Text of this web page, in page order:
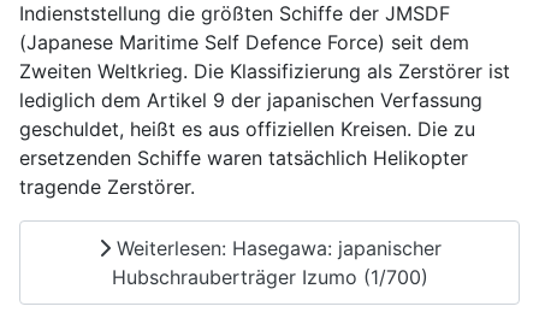
Indienststellung die größten Schiffe der JMSDF
(Japanese Maritime Self Defence Force) seit dem
Zweiten Weltkrieg. Die Klassifizierung als Zerstörer ist
lediglich dem Artikel 9 der japanischen Verfassung
geschuldet, heißt es aus offiziellen Kreisen. Die zu
ersetzenden Schiffe waren tatsächlich Helikopter
tragende Zerstörer.
Weiterlesen: Hasegawa: japanischer
Hubschrauberträger Izumo (1/700)